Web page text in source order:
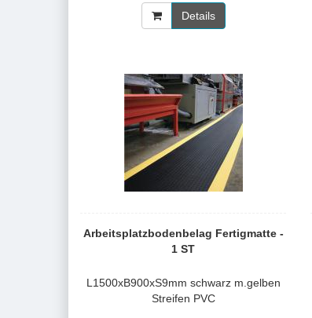
Details
Arbeitsplatzbodenbelag Fertigmatte -
1 ST
L1500xB900xS9mm schwarz m.gelben
Streifen PVC